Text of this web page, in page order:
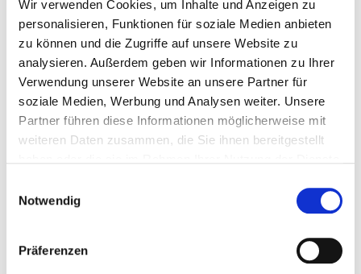
Wir verwenden Cookies, um Inhalte und Anzeigen zu
personalisieren, Funktionen für soziale Medien anbieten
zu können und die Zugriffe auf unsere Website zu
analysieren. Außerdem geben wir Informationen zu Ihrer
Verwendung unserer Website an unsere Partner für
soziale Medien, Werbung und Analysen weiter. Unsere
Partner führen diese Informationen möglicherweise mit
weiteren Daten zusammen, die Sie ihnen bereitgestellt
Notwendig
Präferenzen